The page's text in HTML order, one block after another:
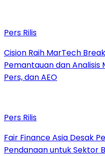
Pers Rilis
Cision Raih MarTech
Pemantauan dan Analisis
Pers, dan AEO
Pers Rilis
Fair Finance Asia Desak
Pendanaan untuk Sektor